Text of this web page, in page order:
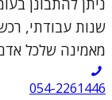
שנות עבודתי,
מאמינה שלכל אדם
054-2261446